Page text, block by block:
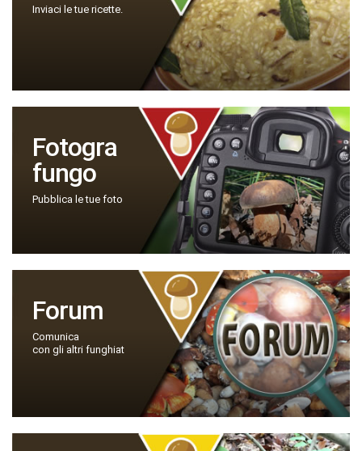
Inviaci le tue ricette.
Fotogra
fungo
Pubblica le tue foto
Forum
Comunica
con gli altri funghiat